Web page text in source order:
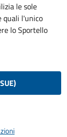
le sole
l'unico
lo Sportello